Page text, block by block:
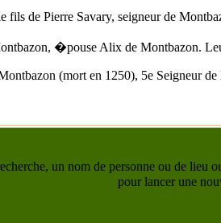
fils de Pierre Savary, seigneur de
�pouse Alix de Montbazon.
(mort en 1250), 5e Seigneur de
un nom de personne ou de lieu
pour lancer une